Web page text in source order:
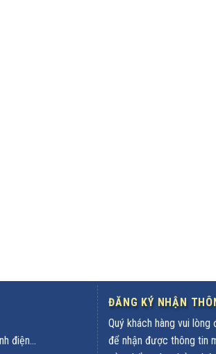
điện...
ĐĂNG KÝ NHẬN
Quý khách hàng vui lòng
để nhận được thông tin